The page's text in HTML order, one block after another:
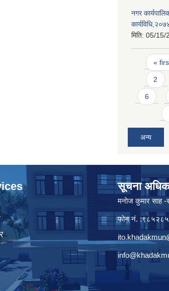
नगर
मिति: 05/15/
Pages
«
2
6
अन्य
सूचना
मनाेज कुमार साह
फोन नं.